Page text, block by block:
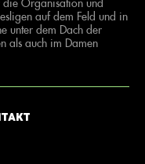
auf dem Feld und in
unter dem Dach der
als auch im Damen